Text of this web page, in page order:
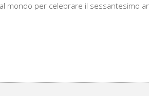
mondo per celebrare il sessantesimo